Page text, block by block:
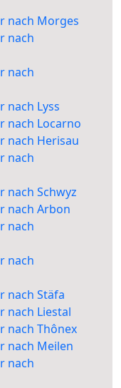
nach Morges
nach
nach
nach Lyss
nach Locarno
nach Herisau
nach
nach Schwyz
nach Arbon
nach
nach
nach Stäfa
nach Liestal
nach Thônex
nach Meilen
nach